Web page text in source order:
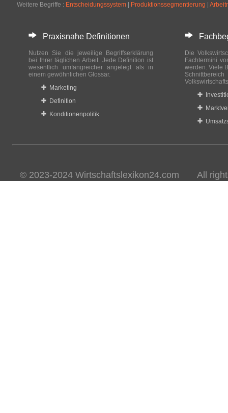
Weitere Begriffe : Entscheidungssystem Produktionssegmentierung
Praxisnahe Definitionen
Nutzen Sie die jeweilige Begriffserklärung
bei Ihrer täglichen Arbeit. Jede Definition ist
wesentlich umfangreicher angelegt als in
einem gewöhnlichen Glossar.
Marketing
Definition
Konditionenpolitik
Die
Fachtermini
werden. Viele
© 2023-2024 Wirtschaftslexikon24.com All